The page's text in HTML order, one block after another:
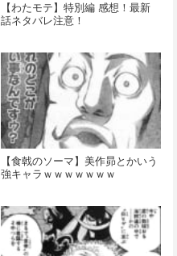
【わたモテ】特別編 感想！最新
話ネタバレ注意！
【食戟のソーマ】美作昴とかいう
強キャラｗｗｗｗｗｗｗ